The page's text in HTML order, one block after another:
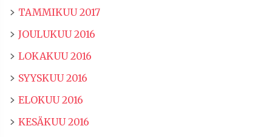
TAMMIKUU 2017
JOULUKUU 2016
LOKAKUU 2016
SYYSKUU 2016
ELOKUU 2016
KESÄKUU 2016